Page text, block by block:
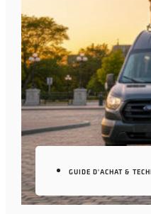
GUIDE D'ACHAT &